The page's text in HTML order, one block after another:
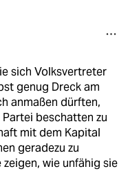
sich Volksvertreter
genug Dreck am
anmaßen dürften,
beschatten zu
mit dem Kapital
geradezu zu
wie unfähig sie